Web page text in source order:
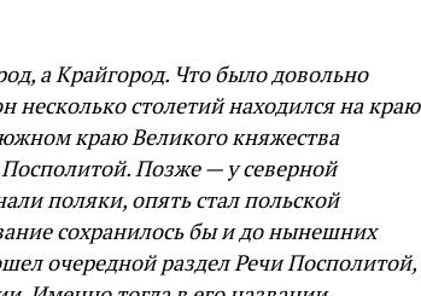
а Крайгород. Что было довольно
столетий находился на краю
краю Великого княжества
Позже — у северной
поляки, опять стал польской
сохранилось бы и до нынешних
очередной раздел Речи Посполитой,